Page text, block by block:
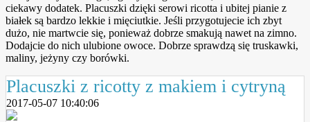
ciekawy dodatek. Placuszki dzięki serowi ricotta i ubitej pianie z
białek są bardzo lekkie i mięciutkie. Jeśli przygotujecie ich zbyt
dużo, nie martwcie się, ponieważ dobrze smakują nawet na zimno.
Dodajcie do nich ulubione owoce. Dobrze sprawdzą się truskawki,
maliny, jeżyny czy borówki.
Placuszki z ricotty z makiem i cytryną
2017-05-07 10:40:06